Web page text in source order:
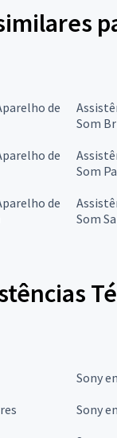
de
Som
de
Som
de
Som
Sony
Sony